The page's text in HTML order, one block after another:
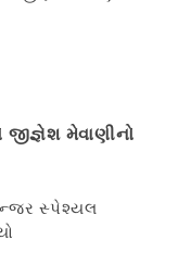
જીજ્ઞેશ મેવાણીનો